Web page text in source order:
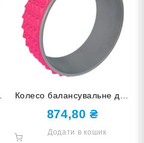
Колесо балансувальне для
йоги O2-JSJ rose red
874,80₴
Додати в кошик